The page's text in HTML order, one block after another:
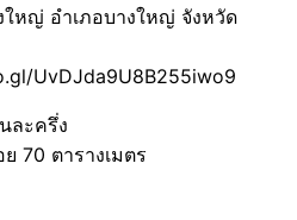
หญ่ อำเภอบางใหญ่ จังหวัด
UvDJda9U8B255iwo9
ละครึ่ง
70 ตารางเมตร